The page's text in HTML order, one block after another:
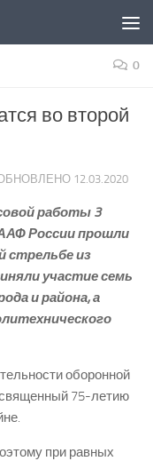
0
во второй
ОБНОВЛЕНО 12.03.2020
работы 3
России прошли
стрельбе из
участие семь
и района, а
оборонной
75-­летию
при равных